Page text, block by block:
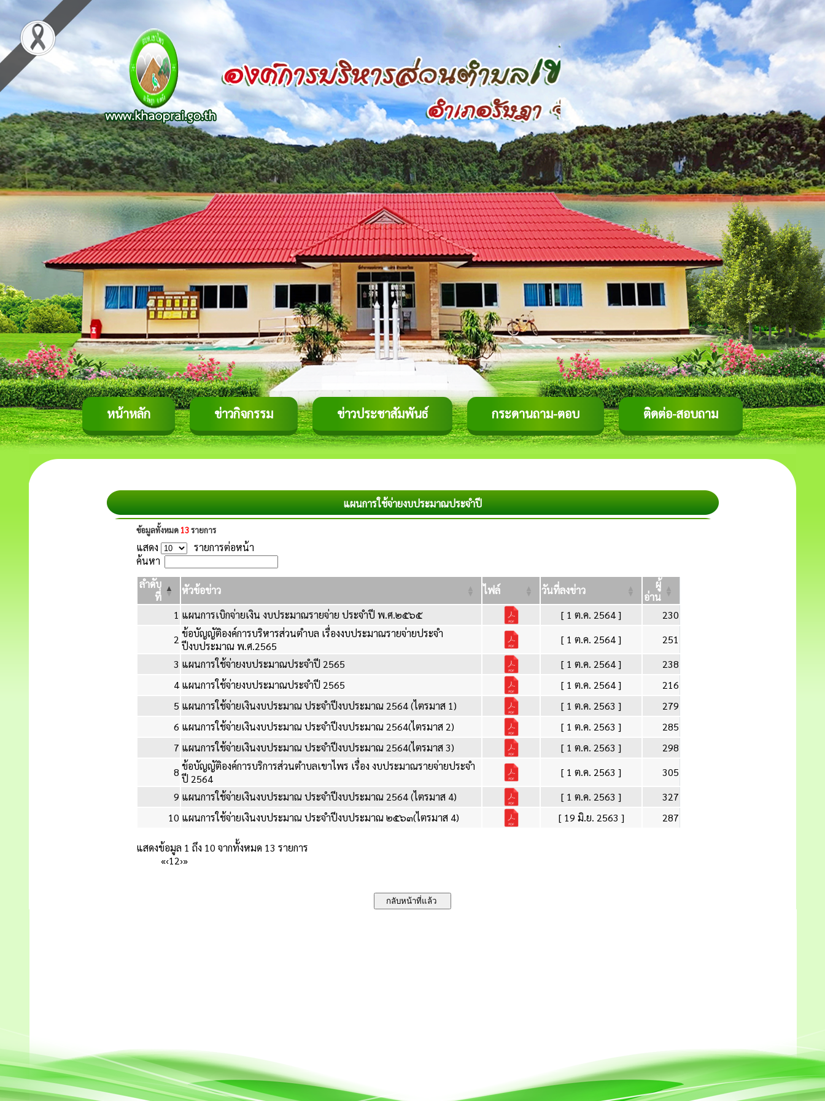
หน้าหลัก ข่าวกิจกรรม ข่าวประชาสัมพันธ์ กระดานถาม-ตอบ ติดต่อ-สอบถาม
แผนการใช้จ่ายงบประมาณประจำปี
ข้อมูลทั้งหมด 13รายการ
แสดง
รายการต่อหน้า
ค้นหา
ลำดับ
ที่
หัวข้อข่าว ไฟล์ วันที่ลงข่าว
ผู้
อ่าน
1 แผนการเบิกจ่ายเงิน งบประมาณรายจ่าย ประจำปี พ.ศ.๒๕๖๕ [ 1 ต.ค. 2564 ]
230
2 ข้อบัญญัติองค์การบริหารส่วนตำบล เรื่องงบประมาณรายจ่ายประจำ
ปีงบประมาณ พ.ศ.2565
[ 1 ต.ค. 2564 ]
251
3 แผนการใช้จ่ายงบประมาณประจำปี 2565 [ 1 ต.ค. 2564 ]
238
4 แผนการใช้จ่ายงบประมาณประจำปี 2565 [ 1 ต.ค. 2564 ]
216
5 แผนการใช้จ่ายเงินงบประมาณ ประจำปีงบประมาณ 2564 (ไตรมาส 1) [ 1 ต.ค. 2563 ]
279
6 แผนการใช้จ่ายเงินงบประมาณ ประจำปีงบประมาณ 2564(ไตรมาส 2) [ 1 ต.ค. 2563 ]
285
7 แผนการใช้จ่ายเงินงบประมาณ ประจำปีงบประมาณ 2564(ไตรมาส 3) [ 1 ต.ค. 2563 ]
298
8 ข้อบัญญัติองค์การบริการส่วนตำบลเขาไพร เรื่อง งบประมาณรายจ่ายประจำ
ปี 2564
[ 1 ต.ค. 2563 ]
305
9 แผนการใช้จ่ายเงินงบประมาณ ประจำปีงบประมาณ 2564 (ไตรมาส 4) [ 1 ต.ค. 2563 ]
327
10 แผนการใช้จ่ายเงินงบประมาณ ประจำปีงบประมาณ ๒๕๖๓(ไตรมาส 4) [ 19 มิ.ย. 2563 ] 287
แสดงข้อมูล 1 ถึง 10 จากทั้งหมด 13 รายการ
«‹12›»